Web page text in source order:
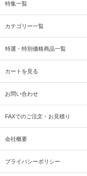
特集一覧
カテゴリー一覧
特選・特別価格商品一覧
カートを見る
お問い合わせ
FAXでのご注文・お見積り
会社概要
プライバシーポリシー